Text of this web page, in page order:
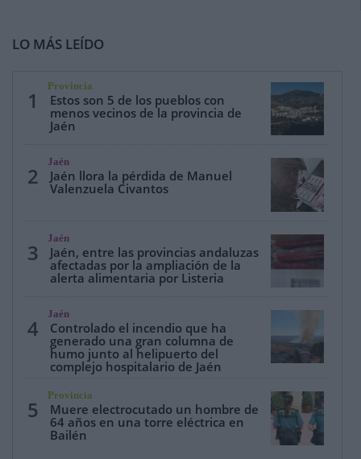
LO MÁS LEÍDO
1
Provincia
Estos son 5 de los pueblos con
menos vecinos de la provincia de
Jaén
2
Jaén
Jaén llora la pérdida de Manuel
Valenzuela Civantos
3
Jaén
Jaén, entre las provincias andaluzas
afectadas por la ampliación de la
alerta alimentaria por Listeria
4
Jaén
Controlado el incendio que ha
generado una gran columna de
humo junto al helipuerto del
complejo hospitalario de Jaén
5
Provincia
Muere electrocutado un hombre de
64 años en una torre eléctrica en
Bailén